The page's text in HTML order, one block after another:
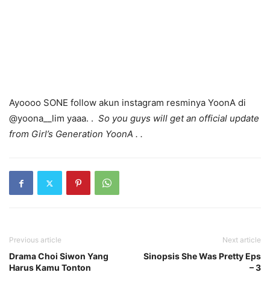
Ayoooo SONE follow akun instagram resminya YoonA di
@yoona__lim yaaa. . So you guys will get an official update
from Girl’s Generation YoonA . .
Previous article
Drama Choi Siwon Yang
Harus Kamu Tonton
Next article
Sinopsis She Was Pretty Eps
– 3